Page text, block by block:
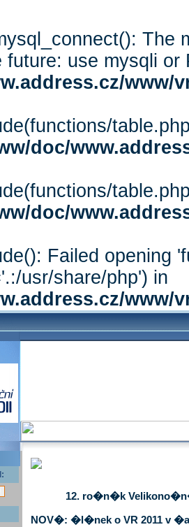
The
future: use mysqli or
www/
doc/
doc/
Failed opening
usr/share/php') in
www/
12. ro�n�k
NOV�: �l�nek o VR 2011 v